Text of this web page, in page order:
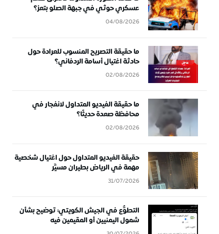
عسكري حوثي في جبهة الصلو بتعز؟
04/08/2026
ما حقيقة التصريح المنسوب للعرادة حول
حادثة اغتيال أسامة الردفاني؟
02/08/2026
ما حقيقة الفيديو المتداول لانفجار في
محافظة صعدة حديثًا؟
02/08/2026
حقيقة الفيديو المتداول حول اغتيال شخصية
مهمة في الرياض بطيران مسيَّر
31/07/2026
التطوُّع في الجيش الكويتي: توضيح بشأن
شمول اليمنيين أو المقيمين فيه